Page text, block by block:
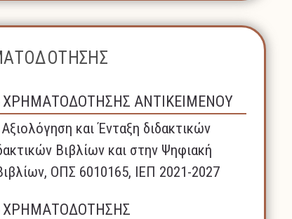
ΧΡΗΜΑΤΟΔΟΤΗΣΗΣ ΑΝΤΙΚΕΙΜΕΝΟΥ
και Ένταξη διδακτικών
Βιβλίων και στην Ψηφιακή
ΟΠΣ 6010165, ΙΕΠ 2021-2027
ΧΡΗΜΑΤΟΔΟΤΗΣΗΣ